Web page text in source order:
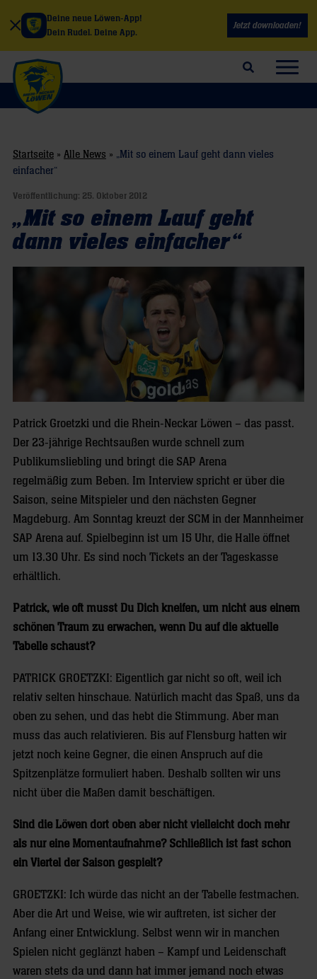
Deine neue Löwen-App!
Dein Rudel. Deine App.
Jetzt downloaden!
Suchfeld öffnen
Startseite » Alle News » „Mit so einem Lauf geht dann vieles
einfacher“
Veröffentlichung: 25. Oktober 2012
„Mit so einem Lauf geht
dann vieles einfacher“
Patrick Groetzki und die Rhein-Neckar Löwen – das passt.
Der 23-jährige Rechtsaußen wurde schnell zum
Publikumsliebling und bringt die SAP Arena
regelmäßig zum Beben. Im Interview spricht er über die
Saison, seine Mitspieler und den nächsten Gegner
Magdeburg. Am Sonntag kreuzt der SCM in der Mannheimer
SAP Arena auf. Spielbeginn ist um 15 Uhr, die Halle öffnet
um 13.30 Uhr. Es sind noch Tickets an der Tageskasse
erhältlich.
Patrick, wie oft musst Du Dich kneifen, um nicht aus einem
schönen Traum zu erwachen, wenn Du auf die aktuelle
Tabelle schaust?
PATRICK GROETZKI: Eigentlich gar nicht so oft, weil ich
relativ selten hinschaue. Natürlich macht das Spaß, uns da
oben zu sehen, und das hebt die Stimmung. Aber man
muss das auch relativieren. Bis auf Flensburg hatten wir
jetzt noch keine Gegner, die einen Anspruch auf die
Spitzenplätze formuliert haben. Deshalb sollten wir uns
nicht über die Maßen damit beschäftigen.
Sind die Löwen dort oben aber nicht vielleicht doch mehr
als nur eine Momentaufnahme? Schließlich ist fast schon
ein Viertel der Saison gespielt?
GROETZKI: Ich würde das nicht an der Tabelle festmachen.
Aber die Art und Weise, wie wir auftreten, ist sicher der
Anfang einer Entwicklung. Selbst wenn wir in manchen
Spielen nicht geglänzt haben – Kampf und Leidenschaft
waren stets da und dann hat immer jemand noch etwas